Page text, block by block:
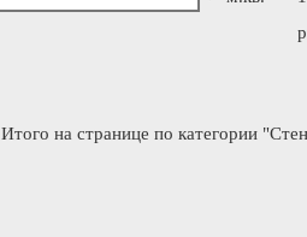
Итого на странице по категории